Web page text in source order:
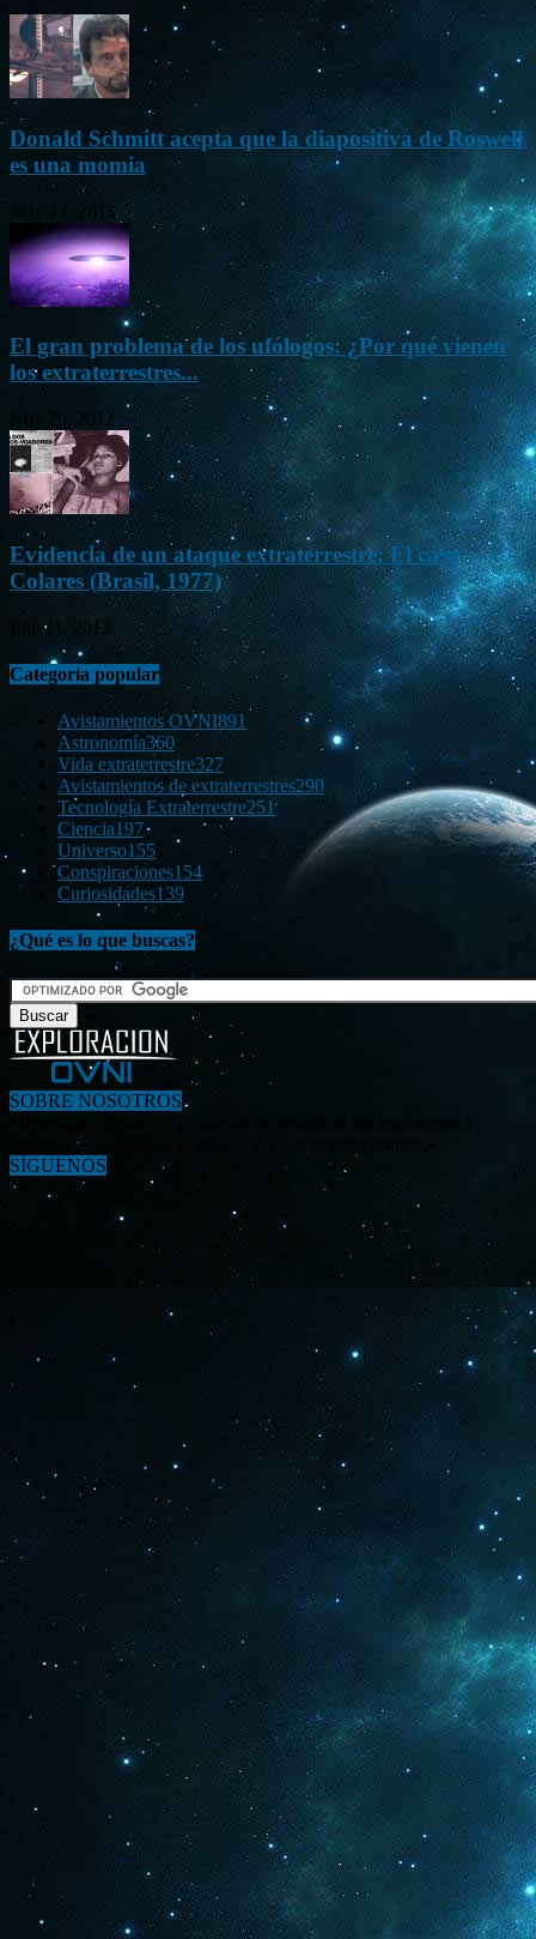
Donald Schmitt acepta que la diapositiva de Roswell
es una momia
May 14, 2015
El gran problema de los ufólogos: ¿Por qué vienen
los extraterrestres...
Nov 26, 2012
Evidencia de un ataque extraterrestre: El caso
Colares (Brasil, 1977)
Ene 21, 2012
Categoría popular
Avistamientos OVNI891
Astronomía360
Vida extraterrestre327
Avistamientos de extraterrestres290
Tecnología Extraterrestre251
Ciencia197
Universo155
Conspiraciones154
Curiosidades139
¿Qué es lo que buscas?
SOBRE NOSOTROS
enigmas relacionados al tema OVNI en nuestro mundo.»
SÍGUENOS